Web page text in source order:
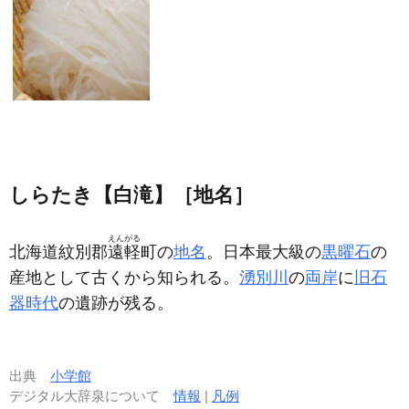
しらたき【白滝】［地名］
北海道紋別郡遠軽
えんがる
町の地名 。日本最大級の黒曜石の
産地として古くから知られる。 湧別川 の両岸に 旧石
器時代の遺跡が残る。
出典 小学館
デジタル大辞泉について情報 | 凡例